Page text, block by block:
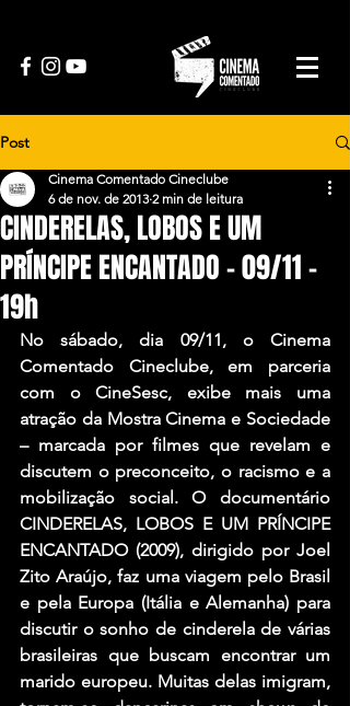
Post
CINDERELAS, LOBOS E UM
PRÍNCIPE ENCANTADO – 09/11 –
19h
Cinema Comentado Cineclube
6 de nov. de 2013 2 min de leitura
No sábado, dia 09/11, o Cinema
Comentado Cineclube, em parceria
com o CineSesc, exibe mais uma
atração da Mostra Cinema e Sociedade
– marcada por filmes que revelam e
discutem o preconceito, o racismo e a
mobilização social. O documentário
CINDERELAS, LOBOS E UM PRÍNCIPE
ENCANTADO (2009), dirigido por Joel
Zito Araújo, faz uma viagem pelo Brasil
e pela Europa (Itália e Alemanha) para
discutir o sonho de cinderela de várias
brasileiras que buscam encontrar um
marido europeu. Muitas delas imigram,